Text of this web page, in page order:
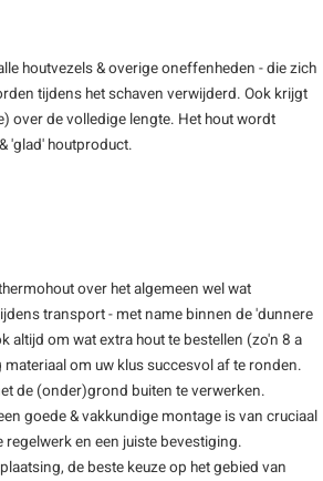
houtvezels & overige oneffenheden - die zich
tijdens het schaven verwijderd. Ook krijgt
over de volledige lengte. Het hout wordt
'glad' houtproduct.
over het algemeen wel wat
transport - met name binnen de 'dunnere
altijd om wat extra hout te bestellen (zo'n 8 a
om uw klus succesvol af te ronden.
de (onder)grond buiten te verwerken.
goede & vakkundige montage is van cruciaal
en een juiste bevestiging.
de beste keuze op het gebied van